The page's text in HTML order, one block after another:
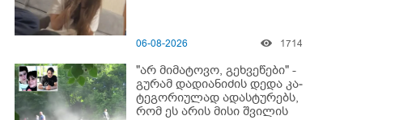
06-08-2026 1714
"არ მიმატოვო, გეხვეწები" -
გუ­რა­მ დადიანიძის დედა კა­
ტე­გო­რი­უ­ლად ადას­ტუ­რებს,
რომ ეს არის მისი შვი­ლის